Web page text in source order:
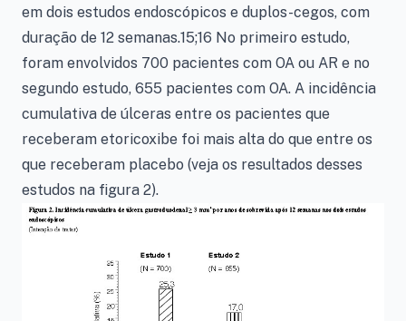
em dois estudos endoscópicos e duplos-cegos, com
duração de 12 semanas.15;16 No primeiro estudo,
foram envolvidos 700 pacientes com OA ou AR e no
segundo estudo, 655 pacientes com OA. A incidência
cumulativa de úlceras entre os pacientes que
receberam etoricoxibe foi mais alta do que entre os
que receberam placebo (veja os resultados desses
estudos na figura 2).